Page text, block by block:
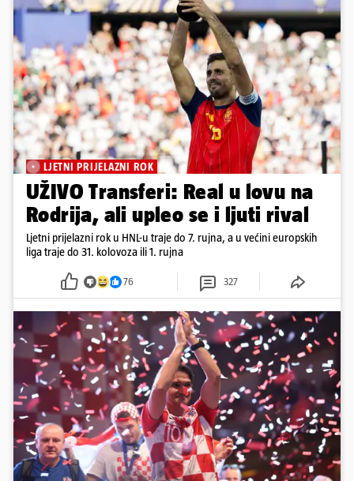
LJETNI PRIJELAZNI ROK
UŽIVO Transferi: Real u lovu na
Rodrija, ali upleo se i ljuti rival
Ljetni prijelazni rok u HNL-u traje do 7. rujna, a u većini europskih
liga traje do 31. kolovoza ili 1. rujna
76 327